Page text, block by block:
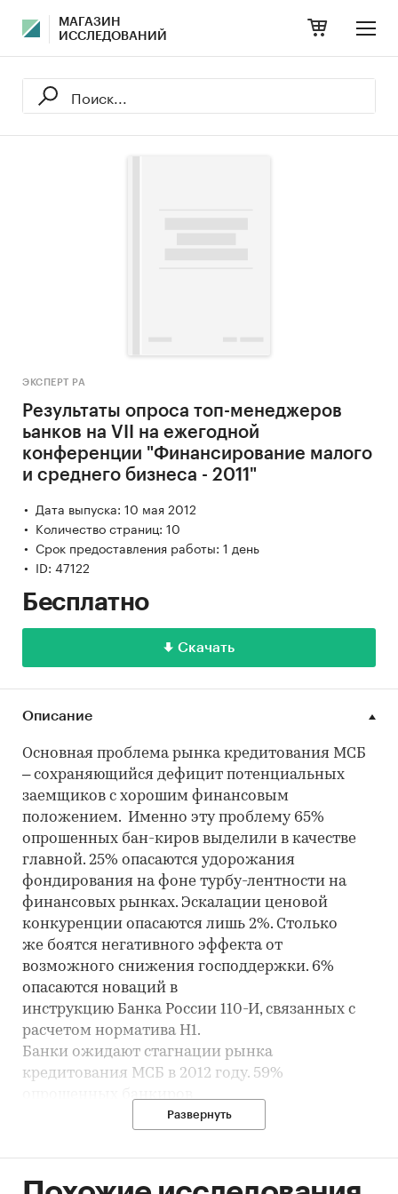
МАГАЗИН
ИССЛЕДОВАНИЙ
ЭКСПЕРТ РА
Результаты опроса топ-менеджеров
ьанков на VII на ежегодной
конференции "Финансирование малого
и среднего бизнеса - 2011"
Дата выпуска: 10 мая 2012
Количество страниц: 10
Срок предоставления работы: 1 день
ID: 47122
Бесплатно
Скачать
Описание
Основная проблема рынка кредитования МСБ
– сохраняющийся дефицит потенциальных
заемщиков с хорошим финансовым
положением. Именно эту проблему 65%
опрошенных бан-киров выделили в качестве
главной. 25% опасаются удорожания
фондирования на фоне турбу-лентности на
финансовых рынках. Эскалации ценовой
конкуренции опасаются лишь 2%. Столько
же боятся негативного эффекта от
возможного снижения господдержки. 6%
опасаются новаций в
инструкцию Банка России 110-И, связанных с
расчетом норматива Н1.
Банки ожидают стагнации рынка
кредитования МСБ в 2012 году. 59%
считают, что совокупный портфель МСБ
соответству-ет результатам 2011 года, когда
прирост составил 29%. Прогноз «Эксперта РА»
Развернуть